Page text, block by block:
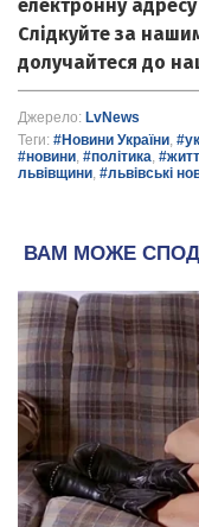
електронну
Слідкуйте за
долучайтеся до
Джерело: LvNews
Теги: #Новини України,
#новини, #політика,
львівщини, #львівські